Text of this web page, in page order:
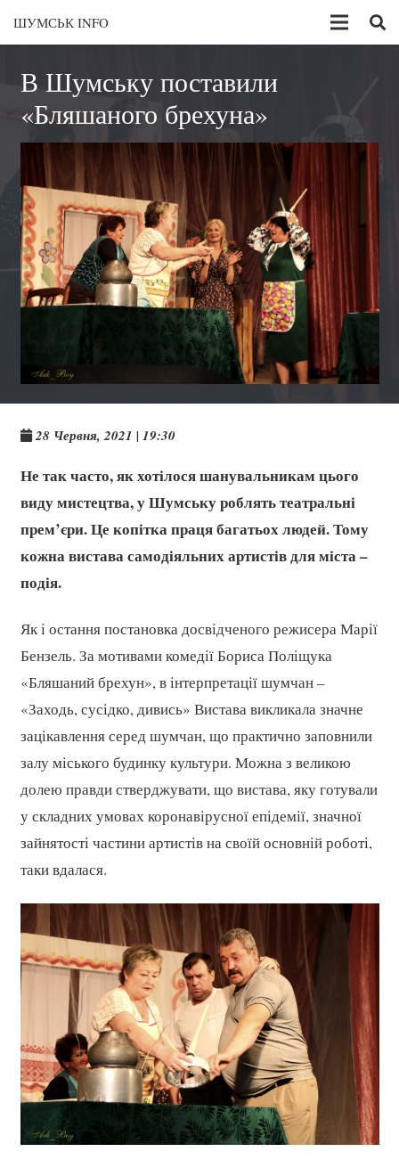
ШУМСЬК INFO
В Шумську поставили
«Бляшаного брехуна»
28 Червня, 2021 | 19:30
Не так часто, як хотілося шанувальникам цього
виду мистецтва, у Шумську роблять театральні
прем’єри. Це копітка праця багатьох людей. Тому
кожна вистава самодіяльних артистів для міста –
подія.
Як і остання постановка досвідченого режисера Марії
Бензель. За мотивами комедії Бориса Поліщука
«Бляшаний брехун», в інтерпретації шумчан –
«Заходь, сусідко, дивись» Вистава викликала значне
зацікавлення серед шумчан, що практично заповнили
залу міського будинку культури. Можна з великою
долею правди стверджувати, що вистава, яку готували
у складних умовах коронавірусної епідемії, значної
зайнятості частини артистів на своїй основній роботі,
таки вдалася.